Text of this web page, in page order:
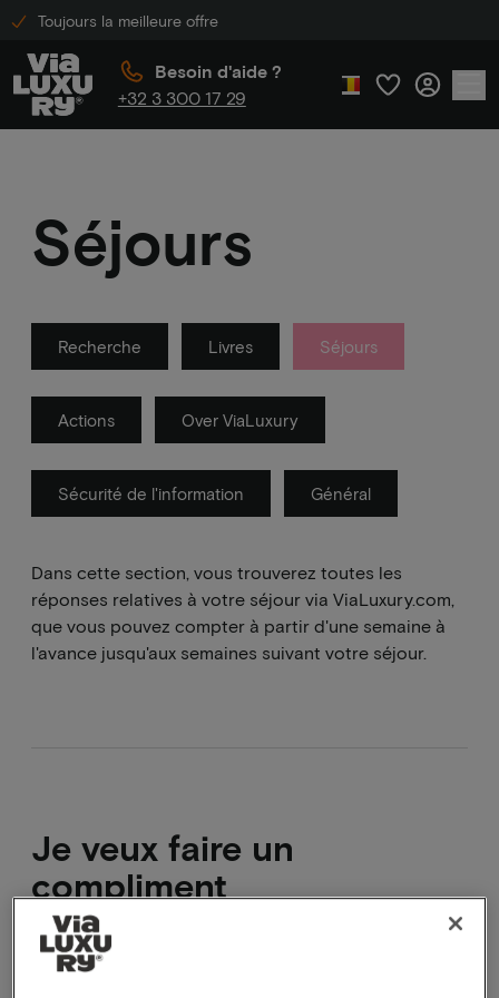
Toujours la meilleure offre
Besoin d'aide ?
+32 3 300 17 29
Séjours
Recherche Livres Séjours
Actions Over ViaLuxury
Sécurité de l'information Général
Dans cette section, vous trouverez toutes les
réponses relatives à votre séjour via ViaLuxury.com,
que vous pouvez compter à partir d'une semaine à
l'avance jusqu'aux semaines suivant votre séjour.
Je veux faire un
compliment
Super que vous ayez passé un bon moment, nous